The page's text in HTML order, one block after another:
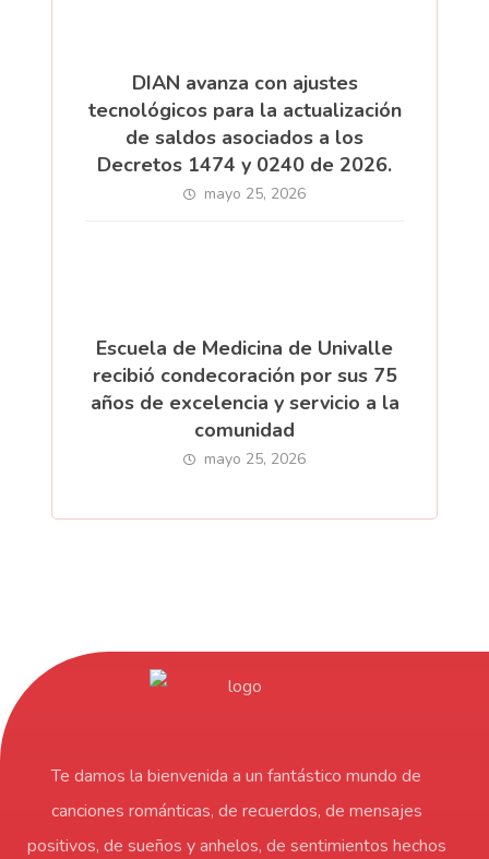
DIAN avanza con ajustes
tecnológicos para la actualización
de saldos asociados a los
Decretos 1474 y 0240 de 2026.
mayo 25, 2026
Escuela de Medicina de Univalle
recibió condecoración por sus 75
años de excelencia y servicio a la
comunidad
mayo 25, 2026
Te damos la bienvenida a un fantástico mundo de
canciones románticas, de recuerdos, de mensajes
positivos, de sueños y anhelos, de sentimientos hechos